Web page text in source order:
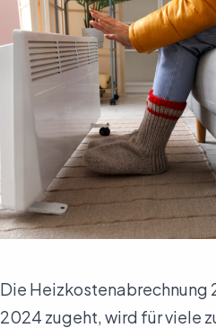
Die Heizkostenabrechnung
2024 zugeht, wird für viele